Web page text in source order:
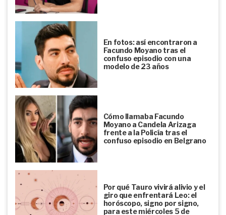
En fotos: así encontraron a
Facundo Moyano tras el
confuso episodio con una
modelo de 23 años
Cómo llamaba Facundo
Moyano a Candela Arizaga
frente a la Policía tras el
confuso episodio en Belgrano
Por qué Tauro vivirá alivio y el
giro que enfrentará Leo: el
horóscopo, signo por signo,
para este miércoles 5 de